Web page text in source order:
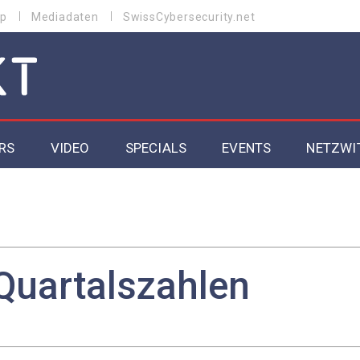
Mediadaten SwissCybersecurity.net
VIDEO SPECIALS
Cloud & Managed Services 2026
EVENTS